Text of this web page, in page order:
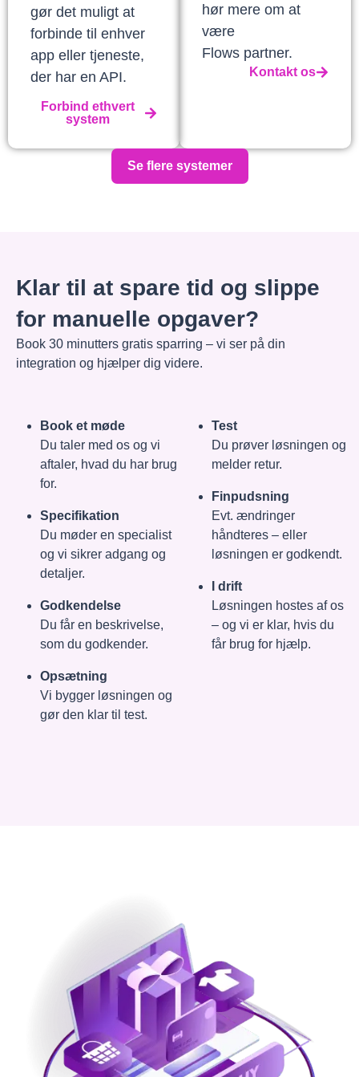
gør det muligt at
forbinde til enhver
app eller tjeneste,
der har en API.
Forbind ethvert
system
hør mere om at
være
Flows partner.
Kontakt os
Se flere systemer
Klar til at spare tid og slippe
for manuelle opgaver?
Book 30 minutters gratis sparring – vi ser på din
integration og hjælper dig videre.
Book et møde
Du taler med os og vi
aftaler, hvad du har brug
for.
Specifikation
Du møder en specialist
og vi sikrer adgang og
detaljer.
Godkendelse
Du får en beskrivelse,
som du godkender.
Opsætning
Vi bygger løsningen og
gør den klar til test.
Test
Du prøver løsningen og
melder retur.
Finpudsning
Evt. ændringer
håndteres – eller
løsningen er godkendt.
I drift
Løsningen hostes af os
– og vi er klar, hvis du
får brug for hjælp.